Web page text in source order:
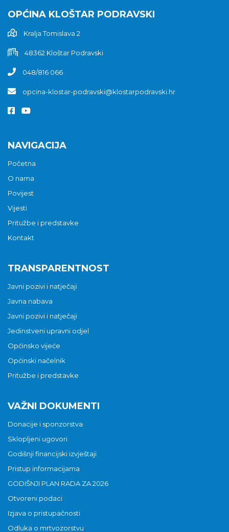
OPĆINA KLOŠTAR PODRAVSKI
Kralja Tomislava 2
48362 Kloštar Podravski
048/816 066
opcina-klostar-podravski@klostarpodravski.hr
NAVIGACIJA
Početna
O nama
Povijest
Vijesti
Pritužbe i predstavke
Kontakt
TRANSPARENTNOST
Javni pozivi i natječaji
Javna nabava
Javni pozivi i natječaji
Jedinstveni upravni odjel
Općinsko vijeće
Općinski načelnik
Pritužbe i predstavke
VAŽNI DOKUMENTI
Donacije i sponzorstva
Sklopljeni ugovori
Godišnji financijski izvještaji
Pristup informacijama
GODIŠNJI PLAN RADA ZA 2026
Otvoreni podaci
Izjava o pristupačnosti
Odluka o mrtvozorstvu